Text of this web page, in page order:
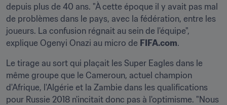
depuis plus de 40 ans. "À cette époque il y avait pas mal
de problèmes dans le pays, avec la fédération, entre les
joueurs. La confusion régnait au sein de l'équipe",
explique Ogenyi Onazi au micro de FIFA.com.
Le tirage au sort qui plaçait les Super Eagles dans le
même groupe que le Cameroun, actuel champion
d'Afrique, l'Algérie et la Zambie dans les qualifications
pour Russie 2018 n'incitait donc pas à l'optimisme. "Nous